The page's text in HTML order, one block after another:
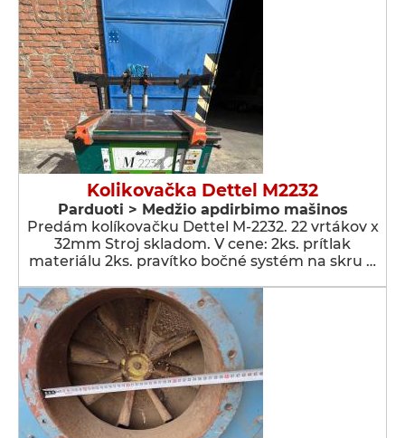
Kolikovačka Dettel M2232
Parduoti > Medžio apdirbimo mašinos
Predám kolíkovačku Dettel M-2232. 22 vrtákov x
32mm Stroj skladom. V cene: 2ks. prítlak
materiálu 2ks. pravítko bočné systém na skru …